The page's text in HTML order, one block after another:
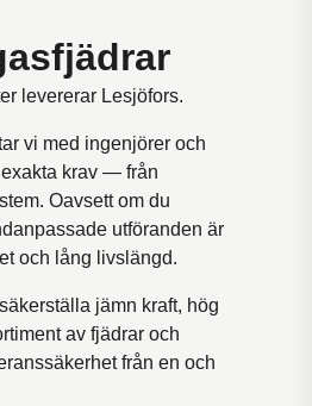
levererar Lesjöfors.
vi med ingenjörer och
exakta krav — från
Oavsett om du
utföranden är
och lång livslängd.
jämn kraft, hög
av fjädrar och
från en och